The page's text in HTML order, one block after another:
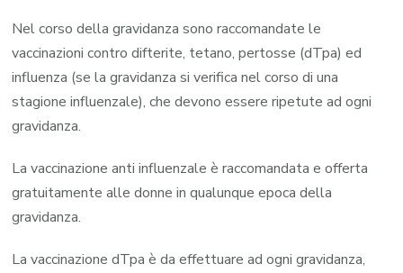
Nel corso della gravidanza sono raccomandate le
vaccinazioni contro difterite, tetano, pertosse (dTpa) ed
influenza (se la gravidanza si verifica nel corso di una
stagione influenzale), che devono essere ripetute ad ogni
gravidanza.
La vaccinazione anti influenzale è raccomandata e offerta
gratuitamente alle donne in qualunque epoca della
gravidanza.
La vaccinazione dTpa è da effettuare ad ogni gravidanza,